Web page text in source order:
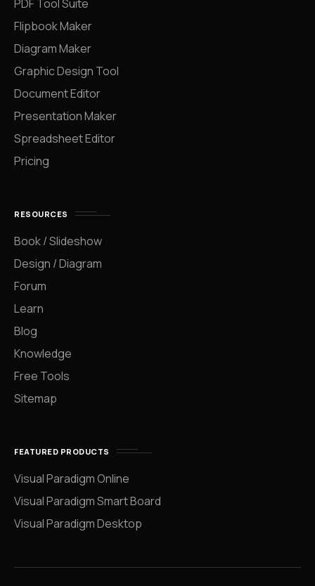
PDF Tool Suite
Flipbook Maker
Diagram Maker
Graphic Design Tool
Document Editor
Presentation Maker
Spreadsheet Editor
Pricing
RESOURCES
Book / Slideshow
Design / Diagram
Forum
Learn
Blog
Knowledge
Free Tools
Sitemap
FEATURED PRODUCTS
Visual Paradigm Online
Visual Paradigm Smart Board
Visual Paradigm Desktop